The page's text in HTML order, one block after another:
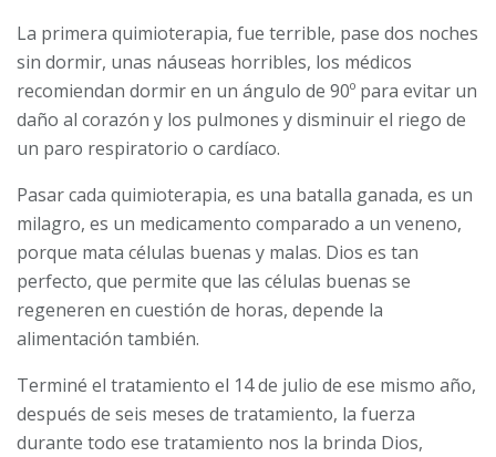
La primera quimioterapia, fue terrible, pase dos noches
sin dormir, unas náuseas horribles, los médicos
recomiendan dormir en un ángulo de 90º para evitar un
daño al corazón y los pulmones y disminuir el riego de
un paro respiratorio o cardíaco.
Pasar cada quimioterapia, es una batalla ganada, es un
milagro, es un medicamento comparado a un veneno,
porque mata células buenas y malas. Dios es tan
perfecto, que permite que las células buenas se
regeneren en cuestión de horas, depende la
alimentación también.
Terminé el tratamiento el 14 de julio de ese mismo año,
después de seis meses de tratamiento, la fuerza
durante todo ese tratamiento nos la brinda Dios,